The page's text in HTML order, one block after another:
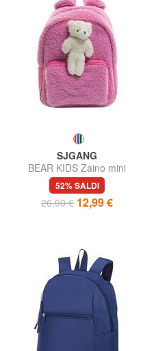
SJGANG
BEAR KIDS Zaino mini
52% SALDI
26,90 € 12,99 €